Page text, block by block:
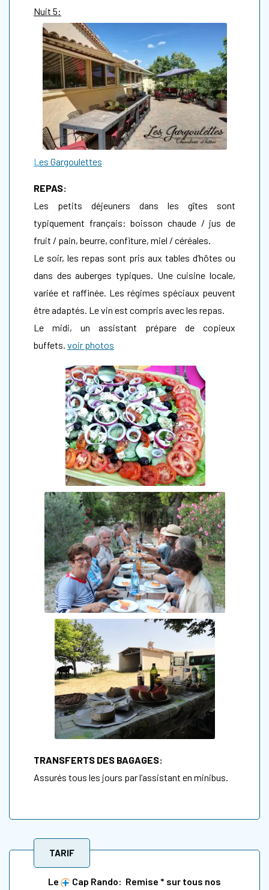
Nuit 5:
L es Gargoulettes
REPAS:
Les petits déjeuners dans les gîtes sont
typiquement français: boisson chaude / jus de
fruit / pain, beurre, confiture, miel / céréales.
Le soir, les repas sont pris aux tables d’hôtes ou
dans des auberges typiques. Une cuisine locale,
variée et raffinée. Les régimes spéciaux peuvent
être adaptés. Le vin est compris avec les repas.
Le midi, un assistant prépare de copieux
buffets. voir photos
TRANSFERTS DES BAGAGES:
Assurés tous les jours par l’assistant en minibus.
TARIF
Le Cap Rando: Remise * sur tous nos